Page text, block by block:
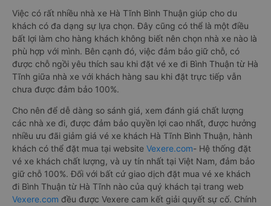
Việc có rất nhiều nhà xe Hà Tĩnh Bình Thuận giúp cho du
khách có đa dạng sự lựa chọn. Đây cũng có thể là một điều
bất lợi làm cho hàng khách không biết nên chọn nhà xe nào là
phù hợp với mình. Bên cạnh đó, việc đảm bảo giữ chỗ, có
được chỗ ngồi yêu thích sau khi đặt vé xe đi Bình Thuận từ Hà
Tĩnh giữa nhà xe với khách hàng sau khi đặt trực tiếp vẫn
chưa được đảm bảo 100%.
Cho nên để dễ dàng so sánh giá, xem đánh giá chất lượng
các nhà xe đi, được đảm bảo quyền lợi cao nhất, được hưởng
nhiều ưu đãi giảm giá vé xe khách Hà Tĩnh Bình Thuận, hành
khách có thể đặt mua tại website Vexere.com- Hệ thống đặt
vé xe khách chất lượng, và uy tín nhất tại Việt Nam, đảm bảo
giữ chỗ 100%. Đối với bất cứ giao dịch đặt mua vé xe khách
đi Bình Thuận từ Hà Tĩnh nào của quý khách tại trang web
Vexere.com đều được Vexere cam kết giải quyết sự cố. Chính